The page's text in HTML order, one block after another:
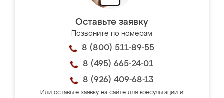
Оставьте заявку
Позвоните по номерам
8 (800) 511-89-55
8 (495) 665-24-01
8 (926) 409-68-13
Или оставьте заявку на сайте для консультации и